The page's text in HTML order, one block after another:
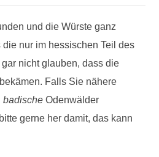
und die Würste ganz
nur im hessischen Teil des
nicht glauben, dass die
Falls Sie nähere
badische Odenwälder
gerne her damit, das kann